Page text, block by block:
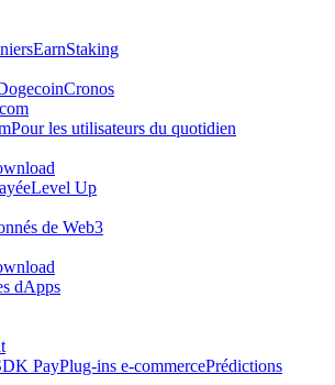
EarnStaking
Cronos
Pour les utilisateurs du quotidien
Level Up
de Web3
dApps
PayPlug-ins e-commercePrédictions